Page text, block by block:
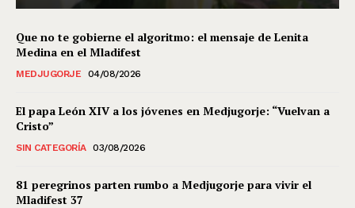
Que no te gobierne el algoritmo: el mensaje de Lenita
Medina en el Mladifest
MEDJUGORJE 04/08/2026
El papa León XIV a los jóvenes en Medjugorje: “Vuelvan a
Cristo”
SIN CATEGORÍA 03/08/2026
81 peregrinos parten rumbo a Medjugorje para vivir el
Mladifest 37